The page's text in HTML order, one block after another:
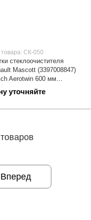
товара: СК-050
стеклоочистителя
Mascott (3397008847)
Aerotwin 600 мм
| СК-050
уточняйте
Вперед